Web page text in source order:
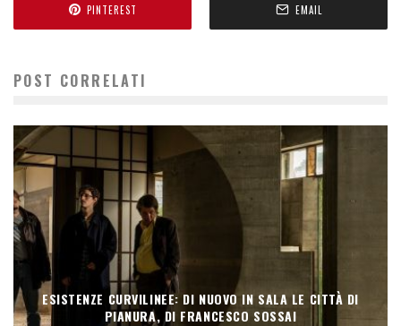
PINTEREST EMAIL
POST CORRELATI
ESISTENZE CURVILINEE: DI NUOVO IN SALA LE CITTÀ DI
PIANURA, DI FRANCESCO SOSSAI